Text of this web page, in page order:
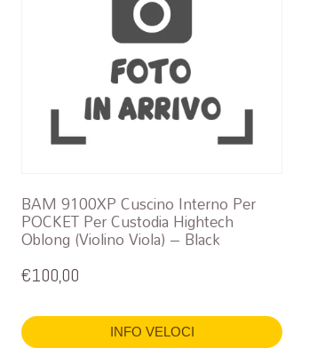
BAM 9100XP Cuscino Interno Per
POCKET Per Custodia Hightech
Oblong (Violino Viola) – Black
€100,00
INFO VELOCI